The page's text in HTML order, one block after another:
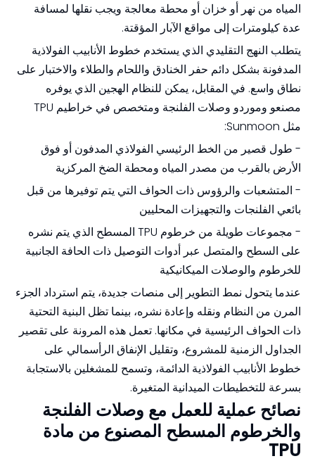
المياه من نهر أو خزان أو محطة معالجة ويجب نقلها لمسافة
عدة كيلومترات إلى مواقع الآبار المؤقتة.
يتطلب النهج التقليدي الذي يستخدم خطوط الأنابيب الفولاذية
المدفونة بشكل دائم حفر الخنادق واللحام والطلاء والاختبار على
نطاق واسع. في المقابل، يمكن للنظام الهجين الذي يوفره
مصنعو وموردو وصلات الفلنجة ومتخصص في خراطيم TPU
مثل Sunmoon:
- طول قصير من الخط الرئيسي الفولاذي المدفون أو فوق
الأرض بالقرب من مصدر المياه ومحطة الضخ المركزية
- المتشعبات والرؤوس ذات الحواف التي يتم توفيرها من قبل
بائعي الفلنجات والتجهيزات المحليين
- مجموعات طويلة من خرطوم TPU المسطح الذي يتم نشره
على السطح والمتصل عبر أدوات التوصيل ذات الحافة الجانبية
للخرطوم والوصلات الميكانيكية
عندما يتحول نمط التطوير إلى منصات جديدة، يتم استرداد الجزء
المرن من النظام ونقله وإعادة نشره، بينما تظل البنية التحتية
ذات الحواف الرئيسية في مكانها. تعمل هذه المرونة على تقصير
الجداول الزمنية للمشروع، وتقليل الإنفاق الرأسمالي على
خطوط الأنابيب الفولاذية الدائمة، وتسمح للمشغلين بالاستجابة
بسرعة للتخطيطات الميدانية المتغيرة.
نصائح عملية للعمل مع وصلات الفلنجة
والخرطوم المسطح المصنوع من مادة
TPU